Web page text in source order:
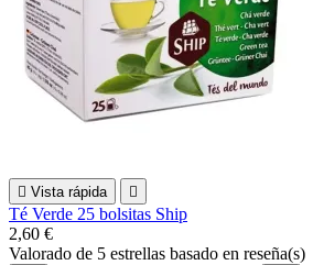
 Vista rápida 
Té Verde 25 bolsitas Ship
2,60 €
Valorado de 5 estrellas basado en reseña(s)